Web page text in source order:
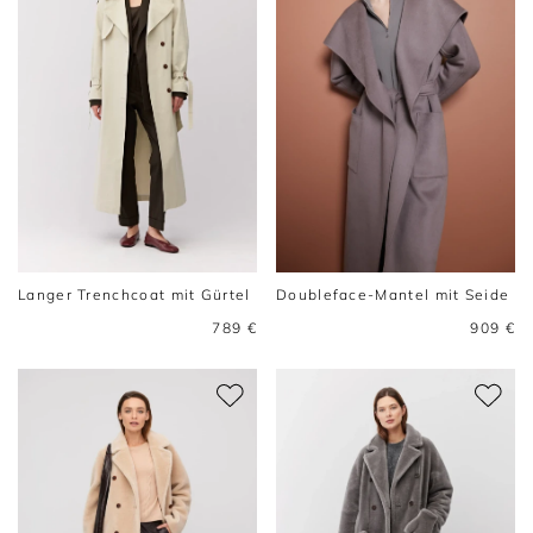
Langer Trenchcoat mit Gürtel
789 €
Doubleface-Mantel mit Seide
909 €